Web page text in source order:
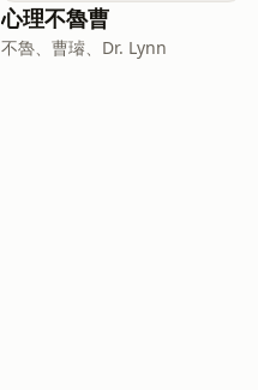
心理不魯曹
不魯、曹璿、Dr. Lynn